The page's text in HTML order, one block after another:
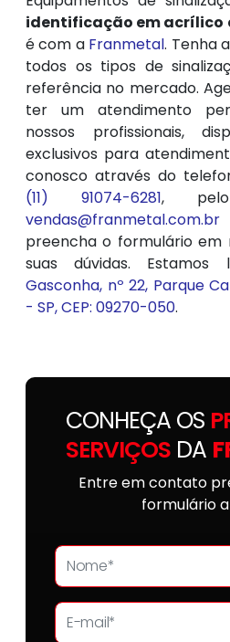
identificação em acrílico
é com a Franmetal. Tenha
todos os tipos de
referência no mercado.
ter um atendimento
nossos profissionais,
exclusivos para
conosco através do
(11) 91074-6281,
vendas@franmetal.com.br
preencha o formulário em
suas dúvidas. Estamos
Gasconha, nº 22, Parque
- SP, CEP: 09270-050.
CONHEÇA OS
SERVIÇOS DA
Entre em contato
formulário